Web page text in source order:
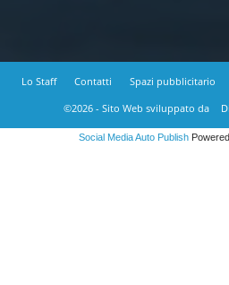
Lo Staff Contatti Spazi pubblicitario
©2026 - Sito Web sviluppato da
Social Media Auto Publish